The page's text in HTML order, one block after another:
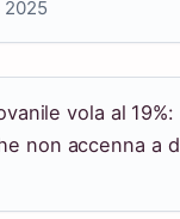
2025
vola al
non accenna a